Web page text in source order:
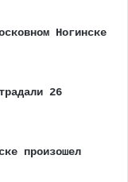
Ногинске
26
произошел